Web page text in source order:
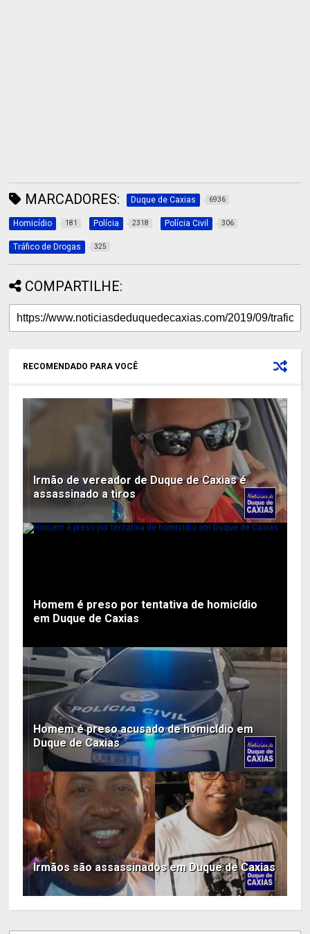
MARCADORES: Duque de Caxias 6936
Homicídio 181 Polícia 2318 Polícia Civil 306
Tráfico de Drogas 325
COMPARTILHE:
RECOMENDADO PARA VOCÊ
Irmão de vereador de Duque de Caxias é
assassinado a tiros
Homem é preso por tentativa de homicídio
em Duque de Caxias
Homem é preso acusado de homicídio em
Duque de Caxias
Irmãos são assassinados em Duque de Caxias